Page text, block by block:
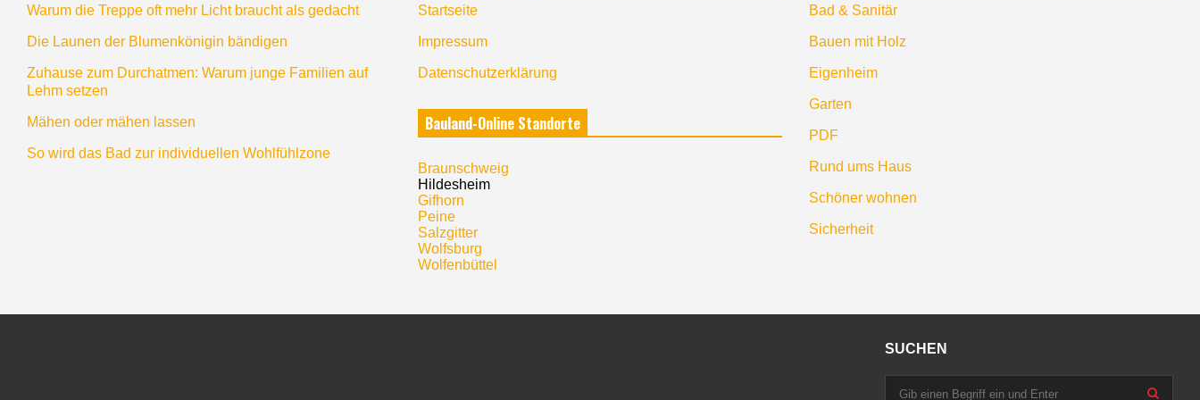
Warum die Treppe oft mehr Licht braucht als gedacht
Die Launen der Blumenkönigin bändigen
Zuhause zum Durchatmen: Warum junge Familien auf
Lehm setzen
Mähen oder mähen lassen
So wird das Bad zur individuellen Wohlfühlzone
Startseite
Impressum
Datenschutzerklärung
Bauland-Online Standorte
Braunschweig
Hildesheim
Gifhorn
Peine
Salzgitter
Wolfsburg
Wolfenbüttel
Bad & Sanitär
Bauen mit Holz
Eigenheim
Garten
PDF
Rund ums Haus
Schöner wohnen
Sicherheit
SUCHEN